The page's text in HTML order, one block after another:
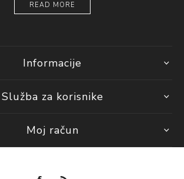
READ MORE
Informacije
Služba za korisnike
Moj račun